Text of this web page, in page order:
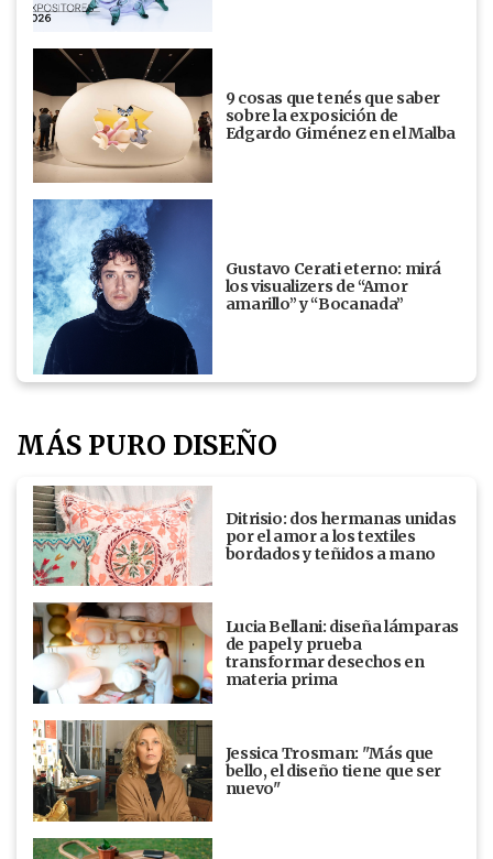
9 cosas que tenés que saber
sobre la exposición de
Edgardo Giménez en el Malba
Gustavo Cerati eterno: mirá
los visualizers de “Amor
amarillo” y “Bocanada”
MÁS PURO DISEÑO
Ditrisio: dos hermanas unidas
por el amor a los textiles
bordados y teñidos a mano
Lucia Bellani: diseña lámparas
de papel y prueba
transformar desechos en
materia prima
Jessica Trosman: "Más que
bello, el diseño tiene que ser
nuevo"